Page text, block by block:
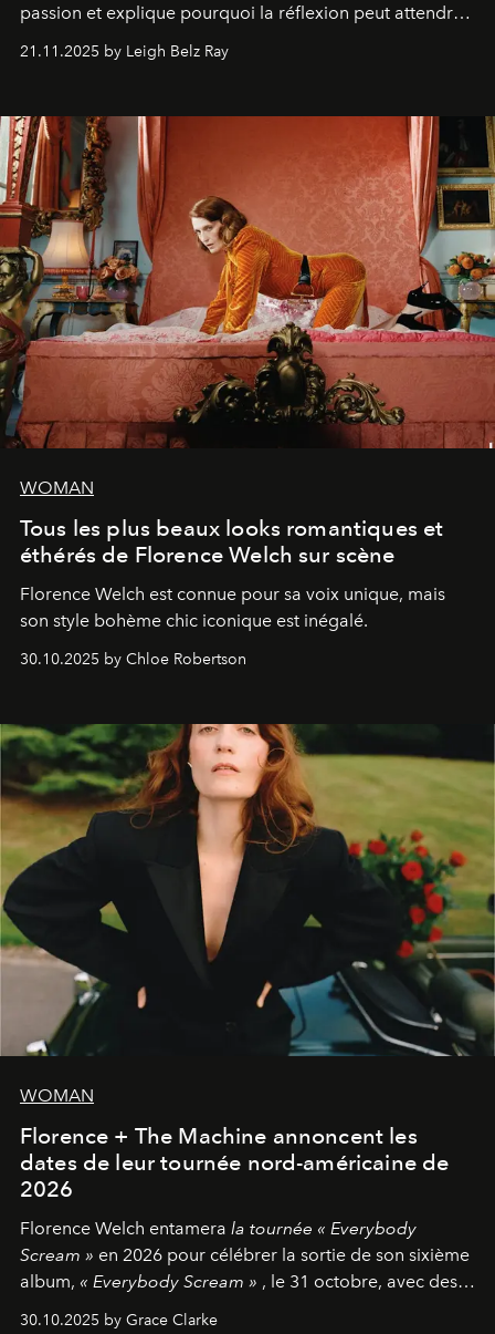
passion et explique pourquoi la réflexion peut attendre.
Elle avoue :
"C'est libérateur d'interpréter un
personnage qui dit : 'C'est mon désir, mon ambition, ma
21.11.2025 by Leigh Belz Ray
WOMAN
Tous les plus beaux looks romantiques et
éthérés de Florence Welch sur scène
Florence Welch est connue pour sa voix unique, mais
son style bohème chic iconique est inégalé.
30.10.2025 by Chloe Robertson
WOMAN
Florence + The Machine annoncent les
dates de leur tournée nord-américaine de
2026
Florence Welch entamera la tournée « Everybody
Scream » en 2026 pour célébrer la sortie de son sixième
album, « Everybody Scream » , le 31 octobre, avec des
dates nord-américaines débutant en avril prochain.
30.10.2025 by Grace Clarke